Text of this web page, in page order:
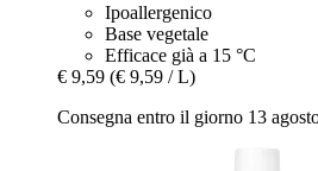
Ipoallergenico
Base vegetale
Efficace già a 15 °C
€ 9,59 (€ 9,59 / L)
Consegna entro il giorno 13